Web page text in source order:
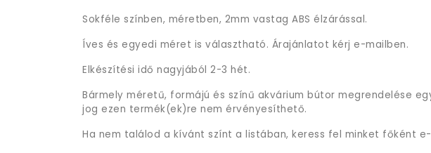
Sokféle színben, méretben, 2mm vastag ABS élzárással.
Íves és egyedi méret is választható. Árajánlatot kérj e-mailben.
Elkészítési idő nagyjából 2-3 hét.
Bármely méretű, formájú és színű akvárium bútor megrendelése
jog ezen termék(ek)re nem érvényesíthető.
Ha nem találod a kívánt színt a listában, keress fel minket főként